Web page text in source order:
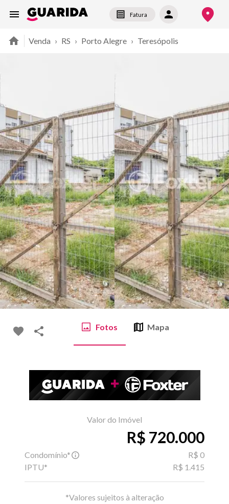
Fatura
Venda › RS › Porto Alegre › Teresópolis
Fotos Mapa
Valor do Imóvel
R$ 720.000
Condomínio*
R$ 0
IPTU*
R$ 1.415
*Valores sujeitos à alteração